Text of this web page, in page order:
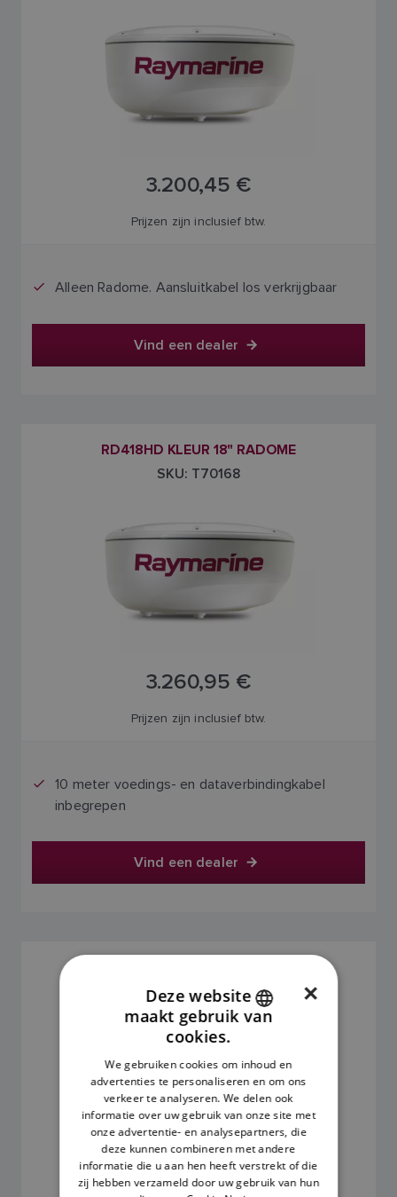
3.200,45 €
Prijzen zijn inclusief btw.
Alleen Radome. Aansluitkabel los verkrijgbaar
Vind een dealer
RD418HD KLEUR 18" RADOME
SKU: T70168
3.260,95 €
Prijzen zijn inclusief btw.
10 meter voedings- en dataverbindingkabel
inbegrepen
Vind een dealer
SKU: E92143
ENGLISH
DANISH
ITALIAN
SWEDISH
GERMAN
×
Deze website
maakt gebruik van
cookies.
We gebruiken cookies om inhoud en
advertenties te personaliseren en om ons
verkeer te analyseren. We delen ook
informatie over uw gebruik van onze site met
onze advertentie- en analysepartners, die
deze kunnen combineren met andere
informatie die u aan hen heeft verstrekt of die
zij hebben verzameld door uw gebruik van hun